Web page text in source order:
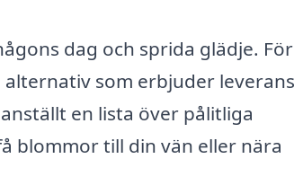
dag och sprida glädje. För
som erbjuder leverans
en lista över pålitliga
blommor till din vän eller nära